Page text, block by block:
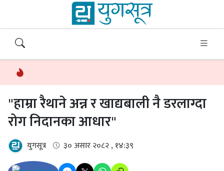
"हाम्रा रैथाने अन्न र खाद्यबाली नै डरलाग्दा
रोग निदानका आधार"
युगसूत्र ३० असार २०८२ , १४:३९